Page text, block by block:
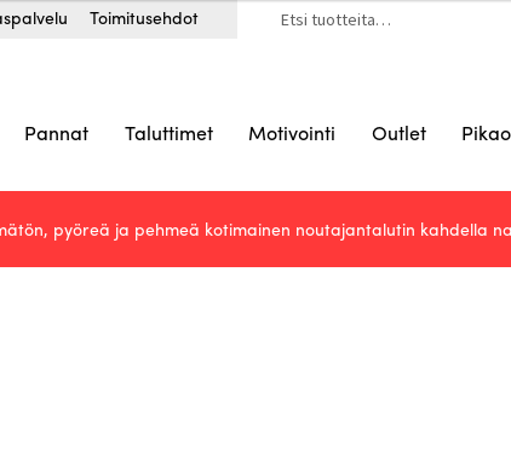
Toimitusehdot
Pannat Taluttimet Motivointi Outlet
pyöreä ja pehmeä kotimainen noutajantalutin kahdella